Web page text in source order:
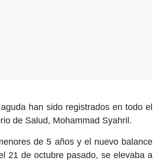
han sido registrados en todo el
de Salud, Mohammad Syahril.
de 5 años y el nuevo balance
21 de octubre pasado, se elevaba a